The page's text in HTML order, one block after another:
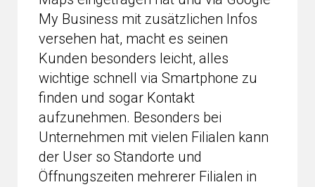
My Business mit zusätzlichen Infos
versehen hat, macht es seinen
Kunden besonders leicht, alles
wichtige schnell via Smartphone zu
finden und sogar Kontakt
aufzunehmen. Besonders bei
Unternehmen mit vielen Filialen kann
der User so Standorte und
Öffnungszeiten mehrerer Filialen in